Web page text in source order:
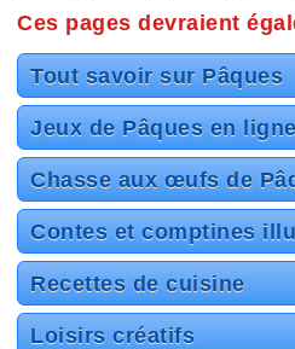
Ces pages devraient
Tout savoir sur Pâques
Jeux de Pâques en ligne
Chasse aux œufs de
Contes et comptines
Recettes de cuisine
Loisirs créatifs